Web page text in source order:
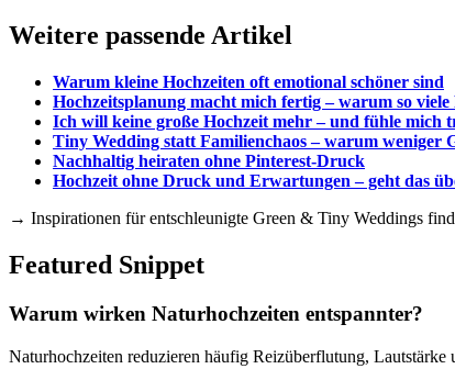
Weitere passende Artikel
Warum kleine Hochzeiten oft emotional schöner sind
Hochzeitsplanung macht mich fertig – warum so
Ich will keine große Hochzeit mehr – und fühle mich
Tiny Wedding statt Familienchaos – warum weniger
Nachhaltig heiraten ohne Pinterest-Druck
Hochzeit ohne Druck und Erwartungen – geht das
→ Inspirationen für entschleunigte Green & Tiny Weddings
Featured Snippet
Warum wirken Naturhochzeiten entspannter?
Naturhochzeiten reduzieren häufig Reizüberflutung,